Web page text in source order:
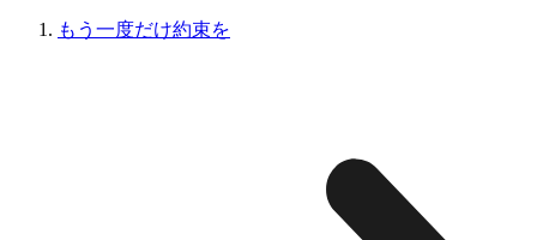
もう一度だけ約束を